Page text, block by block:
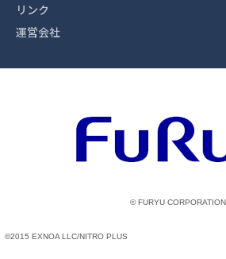
リンク
運営会社
© FURYU CORPORATION
©2015 EXNOA LLC/NITRO PLUS